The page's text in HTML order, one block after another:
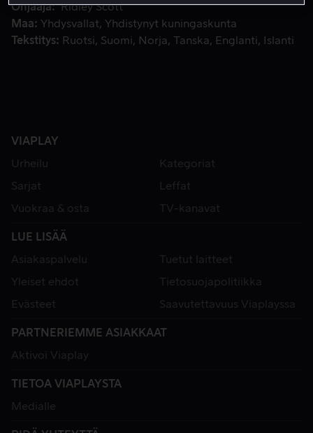
Ohjaaja
Ridley Scott
Maa
Yhdysvallat
Yhdistynyt kuningaskunta
Tekstitys
Ruotsi Suomi Norja Tanska Englanti Islanti
VIAPLAY
Urheilu
Kategoriat
Sarjat
Leffat
Vuokraa & osta
TV-kanavat
LUE LISÄÄ
Asiakaspalvelu
Tuetut laitteet
Yleiset ehdot
Tietosuojapolitiikka
Evästeet
Saavutettavuus Viaplayssa
PARTNERIEMME ASIAKKAAT
Aktivoi Viaplay
TIETOA VIAPLAYSTA
Medialle